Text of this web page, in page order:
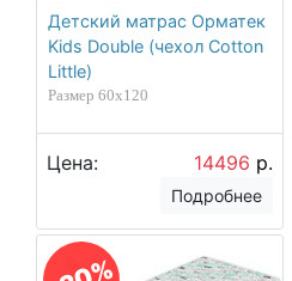
Детский матрас Орматек
Kids Double (чехол Cotton
Little)
Размер 60х120
Цена: 14496 р.
Подробнее